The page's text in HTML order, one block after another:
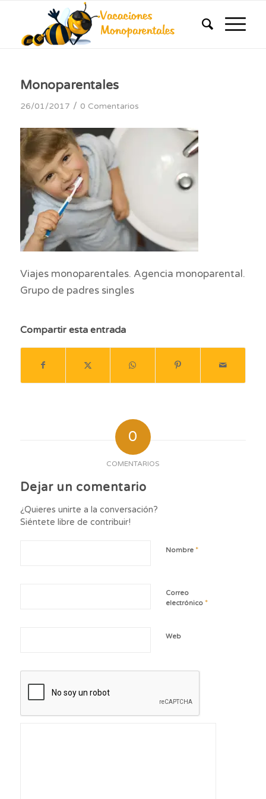
Monoparentales
26/01/2017 / 0 Comentarios
Viajes monoparentales. Agencia monoparental.
Grupo de padres singles
Compartir esta entrada
0
COMENTARIOS
Dejar un comentario
¿Quieres unirte a la conversación?
Siéntete libre de contribuir!
Nombre *
Correo
electrónico *
Web